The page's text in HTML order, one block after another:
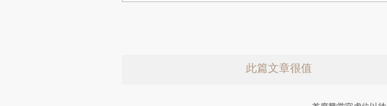
此篇文章很值